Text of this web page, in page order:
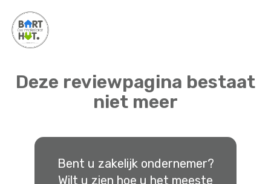
Deze reviewpagina bestaat
niet meer
Bent u zakelijk ondernemer?
Wilt u zien hoe u het meeste